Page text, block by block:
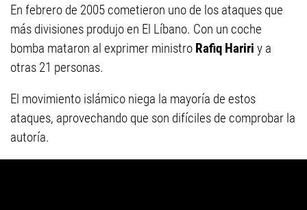
En febrero de 2005 cometieron uno de los ataques que
más divisiones produjo en El Líbano. Con un coche
bomba mataron al exprimer ministro Rafiq Hariri y a
otras 21 personas.
El movimiento islámico niega la mayoría de estos
ataques, aprovechando que son difíciles de comprobar la
autoría.